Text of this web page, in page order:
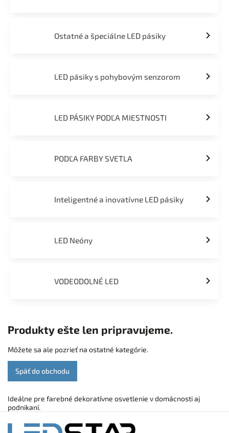
Ostatné a špeciálne LED pásiky
LED pásiky s pohybovým senzorom
LED PÁSIKY PODĽA MIESTNOSTI
PODĽA FARBY SVETLA
Inteligentné a inovatívne LED pásiky
LED Neóny
VODEODOLNÉ LED
Produkty ešte len pripravujeme.
Môžete sa ale pozrieť na ostatné kategórie.
Späť do obchodu
Ideálne pre farebné dekoratívne osvetlenie v domácnosti aj
podnikaní.